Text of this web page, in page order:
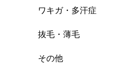
ワキガ・多汗症
抜毛・薄毛
その他